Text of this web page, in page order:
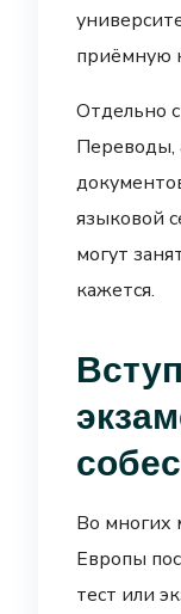
приёмную
Отдельно
Переводы,
языковой
могут
кажется.
Во многих
Европы
тест или